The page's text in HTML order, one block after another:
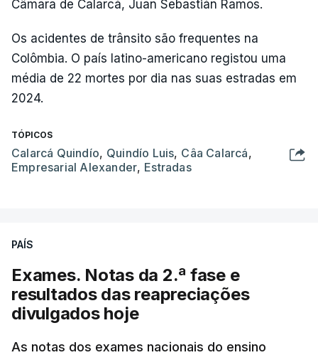
Câmara de Calarcá, Juan Sebastián Ramos.
Os acidentes de trânsito são frequentes na
Colômbia. O país latino-americano registou uma
média de 22 mortes por dia nas suas estradas em
2024.
TÓPICOS
Calarcá Quindío, Quindío Luis, Câa Calarcá,
Empresarial Alexander, Estradas
PAÍS
Exames. Notas da 2.ª fase e
resultados das reapreciações
divulgados hoje
As notas dos exames nacionais do ensino